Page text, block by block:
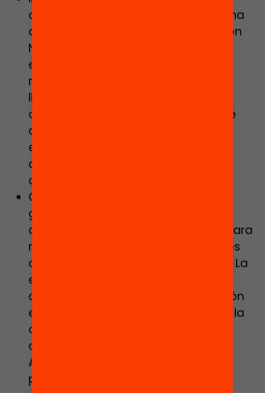
ordinaria con medidas que eviten una
alta concentración de alumnado con
NEE (necesidades educativas
especiales: familias vulnerables, en
riesgo de exclusión social, recién
llegadas, etcétera) en un mismo
centro, estableciendo un sistema de
cuotas que garantice un reparto
equitativo, justo e igualitario del
alumnado con NEE en los distintos
centros.
Garantizar el acceso universal y
gratuito a la educación a todo el
alumnado del territorio, legislando para
romper vínculos y contratos públicos
con entidades educativas privadas. La
existencia de escuelas privadas y
concertadas favorece la segregación
escolar porque ofrece a las familias la
oportunidad de la libre elección de
centro por motivos discriminatorios.
Además, son una herramienta que
perpetúa la jerarquización social en